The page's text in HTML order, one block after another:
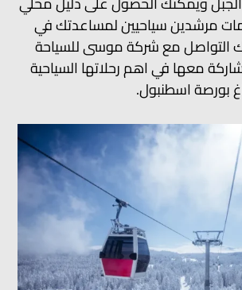
مرشدين سياحيين لمساعدتك في
التواصل مع شركة موسى للسياحة
معها في اهم رحلاتها السياحية
بورصة اسطنبول.